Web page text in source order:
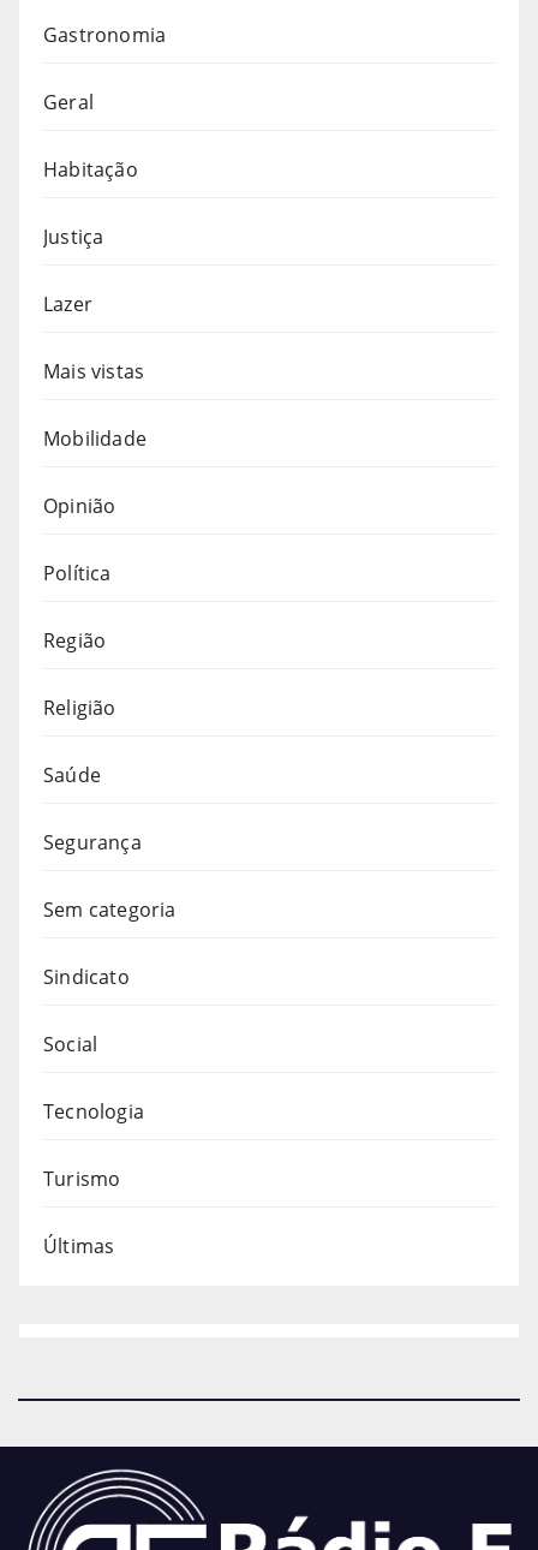
Gastronomia
Geral
Habitação
Justiça
Lazer
Mais vistas
Mobilidade
Opinião
Política
Região
Religião
Saúde
Segurança
Sem categoria
Sindicato
Social
Tecnologia
Turismo
Últimas